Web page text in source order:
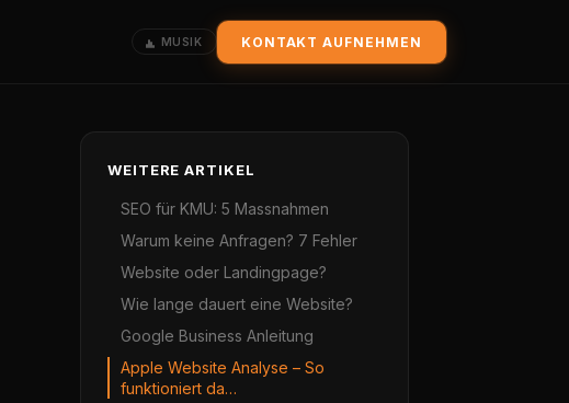
MUSIK KONTAKT AUFNEHMEN
WEITERE ARTIKEL
SEO für KMU: 5 Massnahmen
Warum keine Anfragen? 7 Fehler
Website oder Landingpage?
Wie lange dauert eine Website?
Google Business Anleitung
Apple Website Analyse – So
funktioniert da…